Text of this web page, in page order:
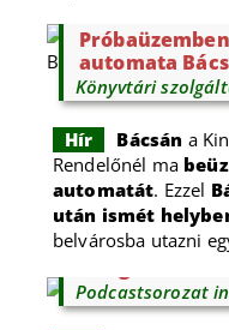
automata
Könyvtári
Hír Bácsán a
Rendelőnél ma
automatát. Ezzel
után ismét
belvárosba utazni
Podcastsorozat